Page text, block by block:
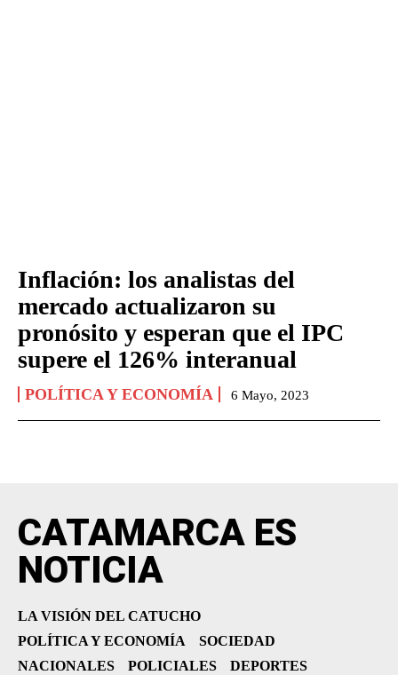
Inflación: los analistas del
mercado actualizaron su
pronósito y esperan que el IPC
supere el 126% interanual
POLÍTICA Y ECONOMÍA 6 Mayo, 2023
CATAMARCA ES
NOTICIA
LA VISIÓN DEL CATUCHO
POLÍTICA Y ECONOMÍA
SOCIEDAD
NACIONALES
POLICIALES
DEPORTES